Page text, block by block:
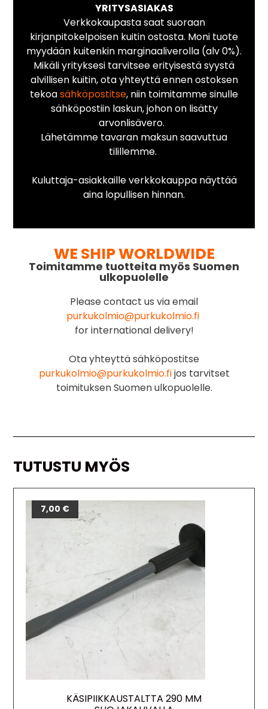
YRITYSASIAKAS
Verkkokaupasta saat suoraan
kirjanpitokelpoisen kuitin ostosta. Moni tuote
myydään kuitenkin marginaaliverolla (alv 0%).
Mikäli yrityksesi tarvitsee erityisestä syystä
alvillisen kuitin, ota yhteyttä ennen ostoksen
tekoasähköpostitse, niin toimitamme sinulle
sähköpostiin laskun, johon on lisätty
arvonlisävero.
Lähetämme tavaran maksun saavuttua
tilillemme.
Kuluttaja-asiakkaille verkkokauppa näyttää
aina lopullisen hinnan.
WE SHIP WORLDWIDE
Toimitamme tuotteita myös Suomen
ulkopuolelle
Please contact us via email
purkukolmio@purkukolmio.fi
for international delivery!
Ota yhteyttä sähköpostitse
purkukolmio@purkukolmio.fijos tarvitset
toimituksen Suomen ulkopuolelle.
TUTUSTU MYÖS
KÄSIPIIKKAUSTALTTA 290 MM
7,00 €